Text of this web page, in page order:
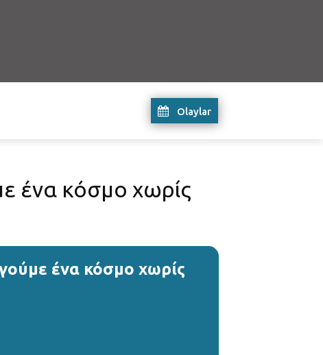
Olaylar
ένα κόσμο χωρίς
ένα κόσμο χωρίς